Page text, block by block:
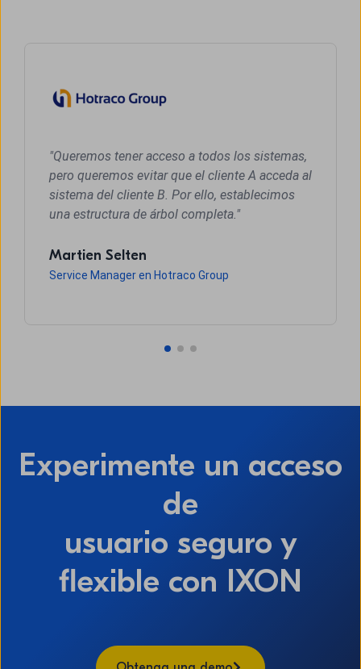
"Queremos tener acceso a todos los sistemas,
pero queremos evitar que el cliente A acceda al
sistema del cliente B. Por ello, establecimos
una estructura de árbol completa."
Martien Selten
Service Manager en Hotraco Group
Experimente un acceso
de
usuario seguro y
flexible con IXON